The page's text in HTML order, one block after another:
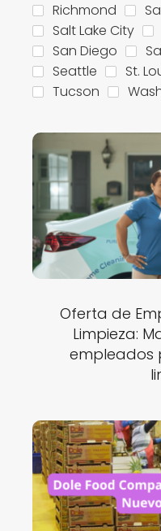
Richmond
Salt Lake City
San Diego
Seattle
St.
Tucson
Oferta de
Limpieza:
empleados